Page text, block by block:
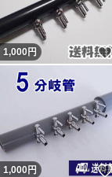
1,000円
1,000円